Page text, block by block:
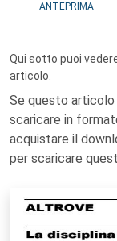
ANTEPRIMA
Qui sotto puoi
articolo.
Se questo articolo
scaricare in
acquistare il
per scaricare